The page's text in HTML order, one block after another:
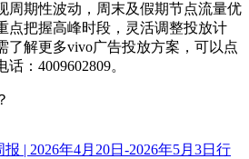
周期性波动，周末及假期节点流量优
点把握高峰时段，灵活调整投放计
了解更多vivo广告投放方案，可以点
：4009602809。
| 2026年4月20日-2026年5月3日行